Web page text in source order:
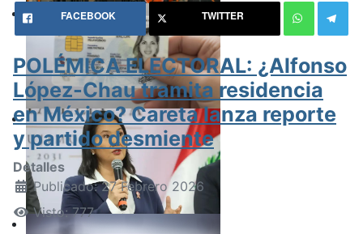
FACEBOOK TWITTER
POLÉMICA ELECTORAL: ¿Alfonso
López-Chau tramita residencia
en México? Careta lanza reporte
y partido desmiente
Detalles
Publicado: 27 Febrero 2026
Visto: 777